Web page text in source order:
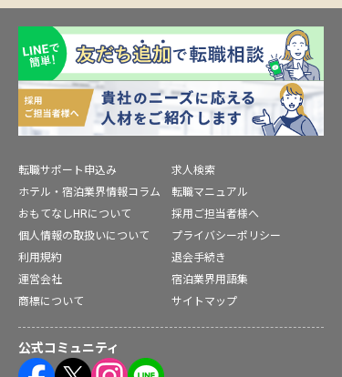
転職サポート申込み
求人検索
ホテル・宿泊業界情報コラム
転職マニュアル
おもてなしHRについて
採用ご担当者様へ
個人情報の取扱いについて
プライバシーポリシー
利用規約
退会手続き
運営会社
宿泊業界用語集
商標について
サイトマップ
公式コミュニティ